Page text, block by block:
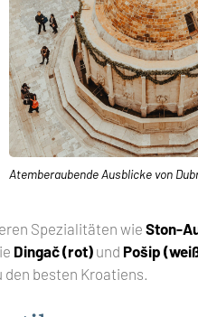
Atemberaubende Ausblicke von
Spezialitäten wieSton-
Dingač (rot) und Pošip
besten Kroatiens.